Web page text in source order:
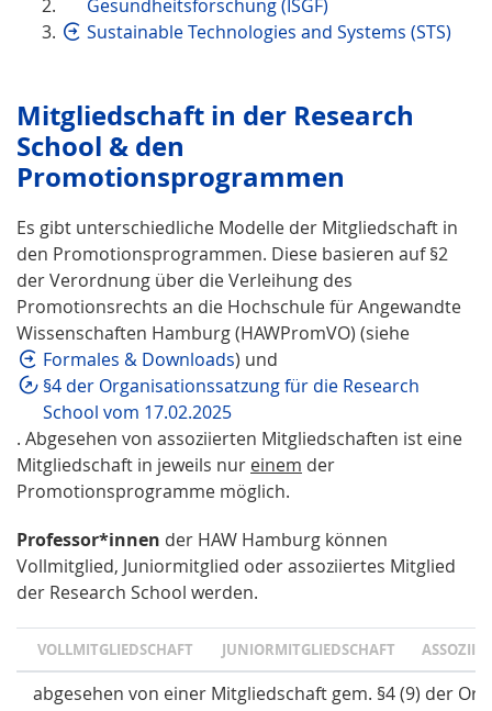
Gesundheitsforschung (ISGF)
Sustainable Technologies and Systems (STS)
Mitgliedschaft in der Research
School & den
Promotionsprogrammen
Es gibt unterschiedliche Modelle der Mitgliedschaft in
den Promotionsprogrammen. Diese basieren auf §2
der Verordnung über die Verleihung des
Promotionsrechts an die Hochschule für Angewandte
Wissenschaften Hamburg (HAWPromVO) (siehe
Formales & Downloads) und
§4 der Organisationssatzung für die Research
School vom 17.02.2025
. Abgesehen von assoziierten Mitgliedschaften ist eine
Mitgliedschaft in jeweils nur einem der
Promotionsprogramme möglich.
Professor*innen der HAW Hamburg können
Vollmitglied, Juniormitglied oder assoziiertes Mitglied
der Research School werden.
VOLLMITGLIEDSCHAFT JUNIORMITGLIEDSCHAFT
abgesehen von einer Mitgliedschaft gem. §4 (9) der